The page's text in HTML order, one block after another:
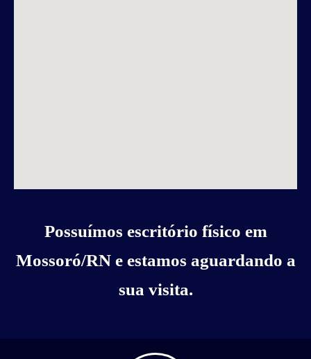
Possuímos escritório físico em
Mossoró/RN e estamos aguardando a
sua visita.